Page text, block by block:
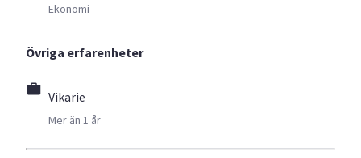
Ekonomi
Övriga erfarenheter
Vikarie
Mer än 1 år